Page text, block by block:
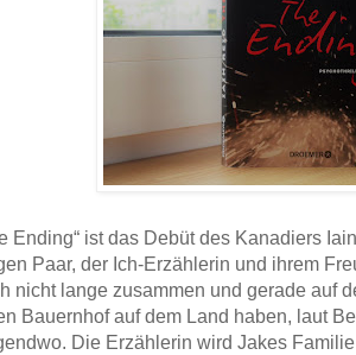
Ending“ ist das Debüt des Kanadiers
Paar, der Ich-Erzählerin und ihrem
nicht lange zusammen und gerade auf
Bauernhof auf dem Land haben, laut
Die Erzählerin wird Jakes